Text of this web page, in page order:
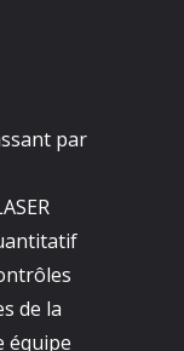
par
de la
équipe